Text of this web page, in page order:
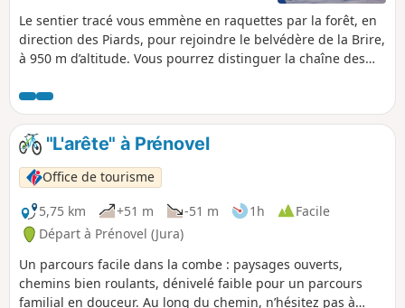
Le sentier tracé vous emmène en raquettes par la forêt, en
direction des Piards, pour rejoindre le belvédère de la Brire,
à 950 m d’altitude. Vous pourrez distinguer la chaîne des
dessine l’horizon et vous pourriez, peut-être même,
apercevoir le sommet du Mont-Blanc si les grands épicéas
ne masquaient pas la vue. Dommage.
"L'arête" à Prénovel
Office de tourisme
5,75 km
+51 m -51 m 1h
Facile
Départ à Prénovel (Jura)
Un parcours facile dans la combe : paysages ouverts,
chemins bien roulants, dénivelé faible pour un parcours
familial en douceur. Au long du chemin, n’hésitez pas à